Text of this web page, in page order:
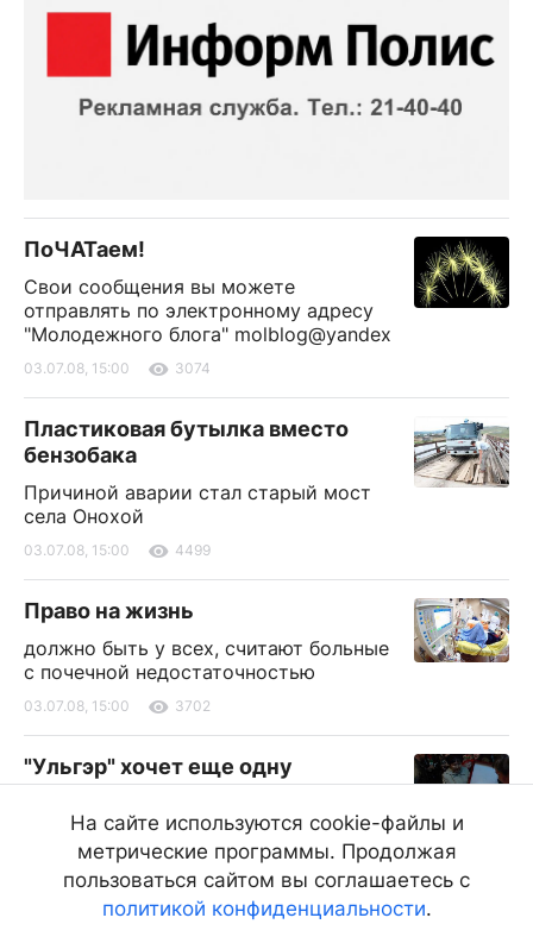
ПоЧАТаем!
Свои сообщения вы можете
отправлять по электронному адресу
"Молодежного блога" molblog@yandex
03.07.08, 15:00 3074
Пластиковая бутылка вместо
бензобака
Причиной аварии стал старый мост
села Онохой
03.07.08, 15:00 4499
Право на жизнь
должно быть у всех, считают больные
с почечной недостаточностью
03.07.08, 15:00 3702
"Ульгэр" хочет еще одну
"Золотую маску"
Коллектив театра кукол подготовил новый
спектакль «Черная курица» на «Золотую
маску-2009», его премьера состоялась 30 июня.
03.07.08, 15:00 2103
На сайте используются cookie-файлы и
метрические программы. Продолжая
пользоваться сайтом вы соглашаетесь с
политикой конфиденциальности.